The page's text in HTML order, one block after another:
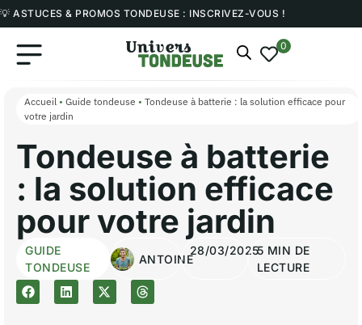
💡 ASTUCES & PROMOS TONDEUSE : INSCRIVEZ-VOUS !
0
Accueil • Guide tondeuse • Tondeuse à batterie : la solution efficace pour
votre jardin
Tondeuse à batterie
: la solution efficace
pour votre jardin
GUIDE
TONDEUSE
ANTOINE
28/03/20255 MIN DE
LECTURE